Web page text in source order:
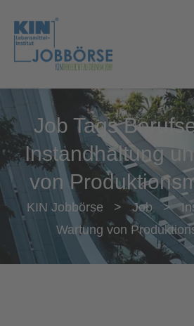
Job Tags
Instandhaltung
von
KIN Jobbörse > Job >
Wartung von